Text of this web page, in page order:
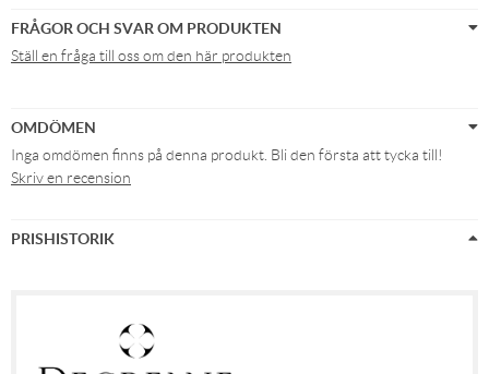
FRÅGOR OCH SVAR OM PRODUKTEN
Ställ en fråga till oss om den här produkten
OMDÖMEN
Inga omdömen finns på denna produkt. Bli den första att tycka till!
Skriv en recension
PRISHISTORIK